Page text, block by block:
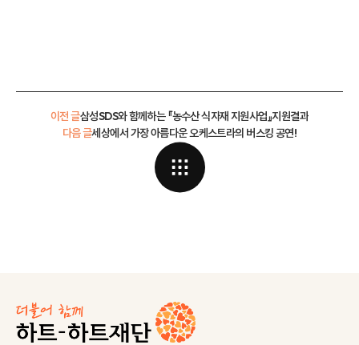
이전 글삼성SDS와 함께하는 『농수산 식자재 지원사업』지원결과
세상에서 가장 아름다운 오케스트라의 버스킹 공연!
다음 글